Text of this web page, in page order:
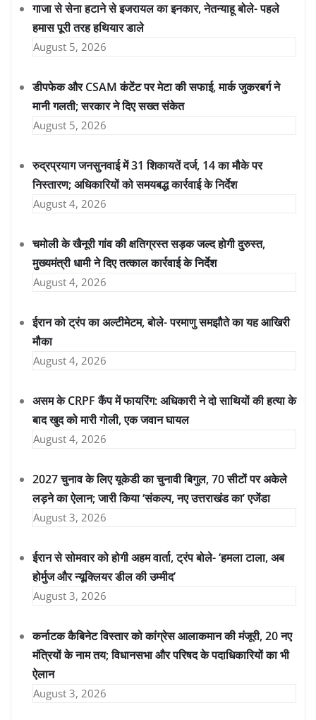
गाजा से सेना हटाने से इजरायल का इनकार, नेतन्याहू बोले- पहले
हमास पूरी तरह हथियार डाले
August 5, 2026
डीपफेक और CSAM कंटेंट पर मेटा की सफाई, मार्क जुकरबर्ग ने
मानी गलती; सरकार ने दिए सख्त संकेत
August 5, 2026
रुद्रप्रयाग जनसुनवाई में 31 शिकायतें दर्ज, 14 का मौके पर
निस्तारण; अधिकारियों को समयबद्ध कार्रवाई के निर्देश
August 4, 2026
चमोली के खैनूरी गांव की क्षतिग्रस्त सड़क जल्द होगी दुरुस्त,
मुख्यमंत्री धामी ने दिए तत्काल कार्रवाई के निर्देश
August 4, 2026
ईरान को ट्रंप का अल्टीमेटम, बोले- परमाणु समझौते का यह आखिरी
मौका
August 4, 2026
असम के CRPF कैंप में फायरिंग: अधिकारी ने दो साथियों की हत्या के
बाद खुद को मारी गोली, एक जवान घायल
August 4, 2026
2027 चुनाव के लिए यूकेडी का चुनावी बिगुल, 70 सीटों पर अकेले
लड़ने का ऐलान; जारी किया ‘संकल्प, नए उत्तराखंड का’ एजेंडा
August 3, 2026
ईरान से सोमवार को होगी अहम वार्ता, ट्रंप बोले- ‘हमला टाला, अब
होर्मुज और न्यूक्लियर डील की उम्मीद’
August 3, 2026
कर्नाटक कैबिनेट विस्तार को कांग्रेस आलाकमान की मंजूरी, 20 नए
मंत्रियों के नाम तय; विधानसभा और परिषद के पदाधिकारियों का भी
ऐलान
August 3, 2026